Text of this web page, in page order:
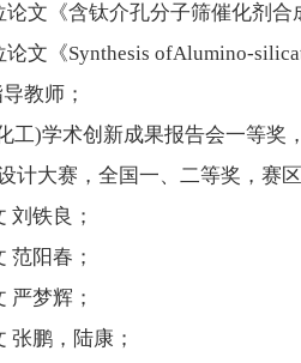
文《含钛介孔分子筛催化剂合
文《Synthesis ofAlumino-
教师；
工)学术创新成果报告会一等奖
计大赛，全国一、二等奖，赛
刘铁良；
范阳春；
严梦辉；
张鹏，陆康；